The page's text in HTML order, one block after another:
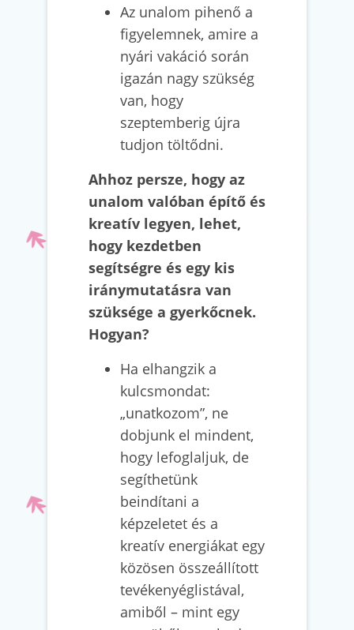
Az unalom pihenő a
figyelemnek, amire a
nyári vakáció során
igazán nagy szükség
van, hogy
szeptemberig újra
tudjon töltődni.
Ahhoz persze, hogy az
unalom valóban építő és
kreatív legyen, lehet,
hogy kezdetben
segítségre és egy kis
iránymutatásra van
szüksége a gyerkőcnek.
Hogyan?
Ha elhangzik a
kulcsmondat:
„unatkozom”, ne
dobjunk el mindent,
hogy lefoglaljuk, de
segíthetünk
beindítani a
képzeletet és a
kreatív energiákat egy
közösen összeállított
tevékenyéglistával,
amiből – mint egy